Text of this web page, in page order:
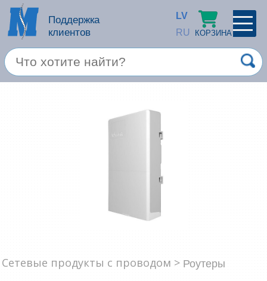
Поддержка
клиентов
LV
RU
КОРЗИНА
Зарегестрироваться
Забыли пароль?
Компьютерные аксессуары
Сетевые продукты с проводом > Роутеры